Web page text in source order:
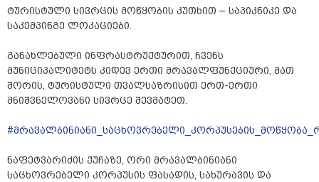
ტურისტული სივრცის მოწყობის კუთხით – საპიკნიკე და
საკემპინგე ლოკაციები.
განახლებული ინფრასტრუქტურით, ჩვენს
მუნიციპალიტეტს კიდევ ერთი მრავალფუნქციური, მათ
შორის, ტურისტული თვალსაზრისით ერთ-ერთი
მნიშვნელოვანი სივრცე შევმატეთ.
ნაფეტვარიძის ქუჩაზე, ორი მრავალბინიანი
საცხოვრებელი კორპუსის ფასადის, სახურავის და